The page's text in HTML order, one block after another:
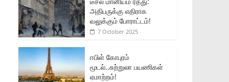
அதிபருக்கு எதிராக
வலுக்கும் போராட்டம்!
7 October 2025
ஈபிள் கோபுரம்
மூடல்..சுற்றுலா பயணிகள்
ஏமாற்றம்!